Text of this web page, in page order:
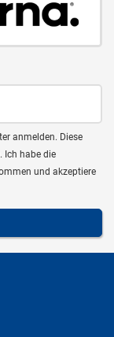
anmelden. Diese
Ich habe die
und akzeptiere